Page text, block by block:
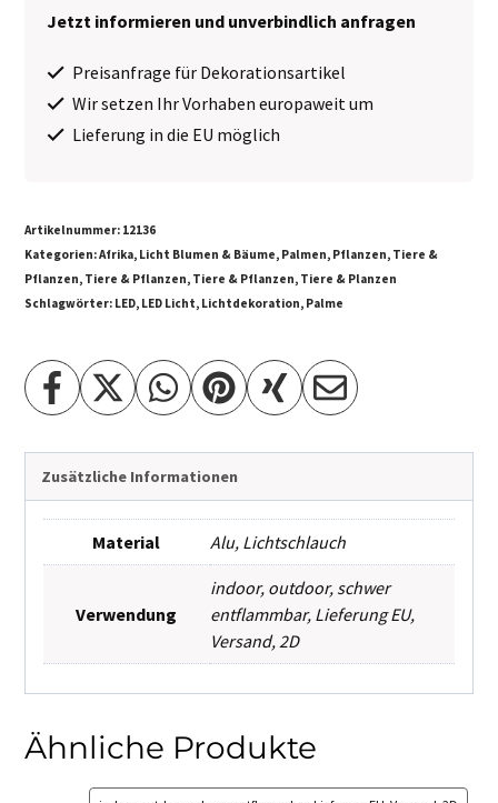
Jetzt informieren und unverbindlich anfragen
Preisanfrage für Dekorationsartikel
Wir setzen Ihr Vorhaben europaweit um
Lieferung in die EU möglich
Artikelnummer: 12136
Kategorien:Afrika, Licht Blumen & Bäume, Palmen, Pflanzen, Tiere &
Pflanzen, Tiere & Pflanzen, Tiere & Pflanzen, Tiere & Planzen
Schlagwörter: LED, LED Licht, Lichtdekoration, Palme
Zusätzliche Informationen
Material Alu, Lichtschlauch
Verwendung
indoor, outdoor, schwer
entflammbar, Lieferung EU,
Versand, 2D
Ähnliche Produkte